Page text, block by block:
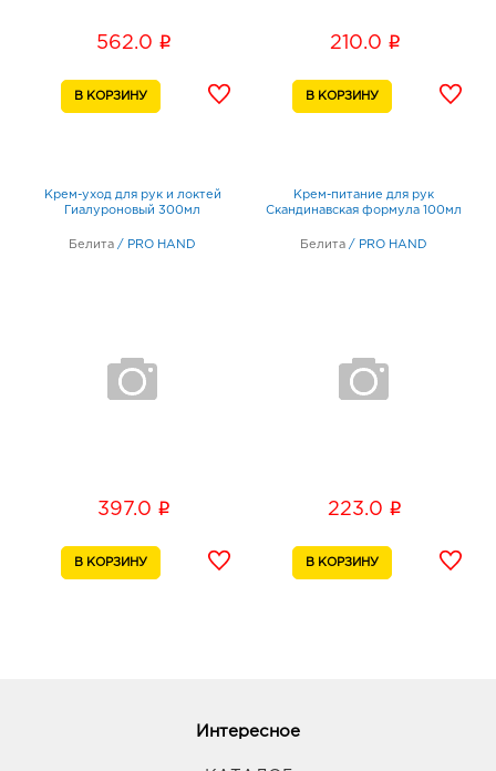
562.0 i 210.0 i
Крем-уход для рук и локтей
Гиалуроновый 300мл
Белита / PRO HAND
397.0 i
Крем-питание для рук
Скандинавская формула 100мл
Белита / PRO HAND
223.0 i
Интересное